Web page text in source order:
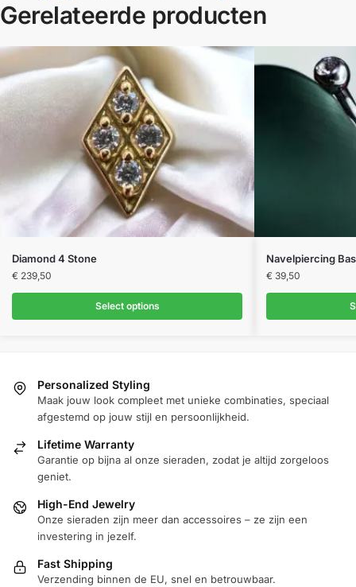
Gerelateerde producten
Diamond 4 Stone
€ 239,50
Select options
Navelpiercing
€ 39,50
Dit
product
heeft
meerdere
gekozen
de
Personalized Styling
Maak jouw look compleet met unieke combinaties, speciaal
afgestemd op jouw stijl en persoonlijkheid.
Lifetime Warranty
Garantie op bijna al onze sieraden, zodat je altijd zorgeloos
geniet.
High-End Jewelry
Onze sieraden zijn meer dan accessoires – ze zijn een
investering in jezelf.
Fast Shipping
Verzending binnen de EU, snel en betrouwbaar.